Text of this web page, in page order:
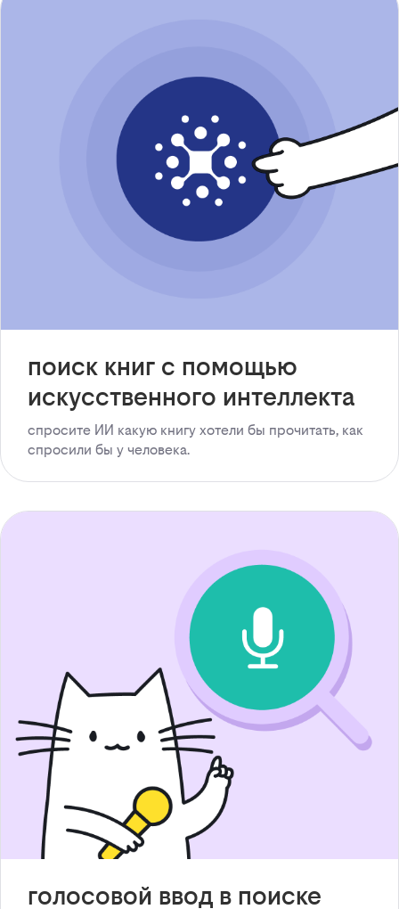
поиск книг с помощью
искусственного интеллекта
спросите ИИ какую книгу хотели бы прочитать, как
спросили бы у человека.
голосовой ввод в поиске